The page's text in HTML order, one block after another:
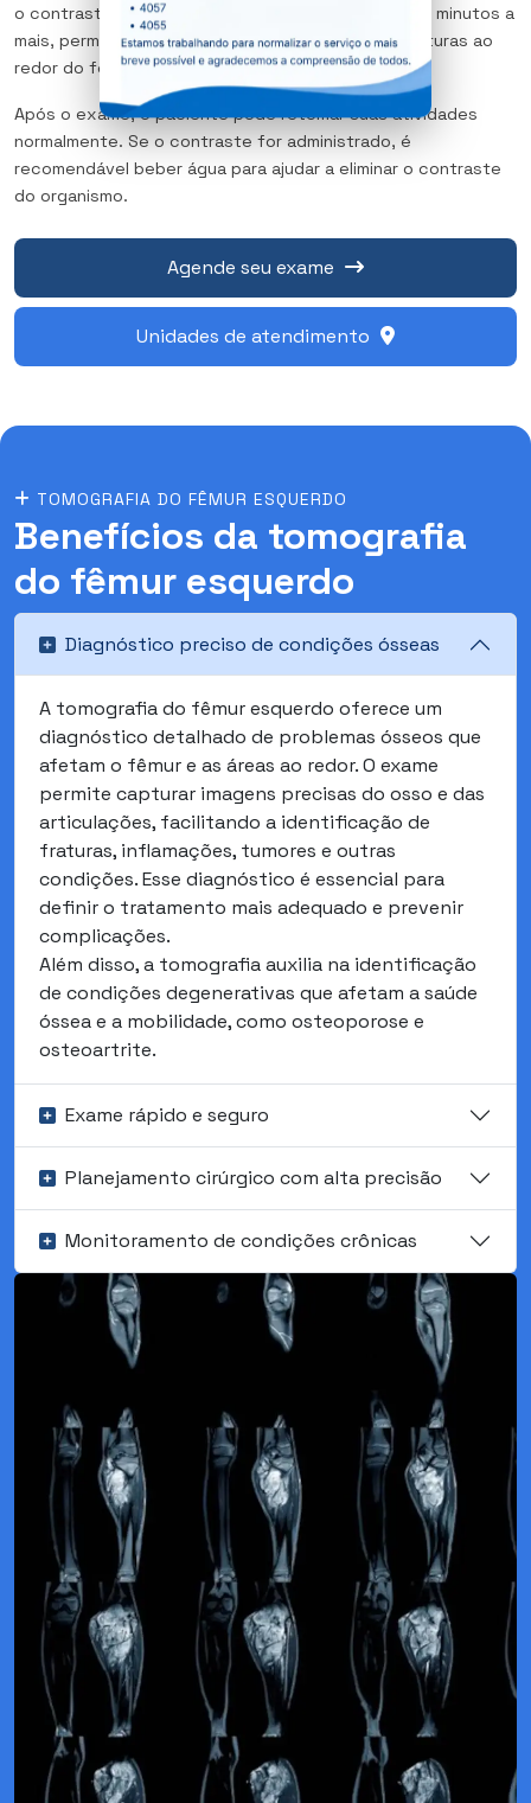
o contraste é utilizado, o exame pode durar alguns minutos a
mais, permitindo uma melhor visualização das estruturas ao
redor do fêmur.
Após o exame, o paciente pode retomar suas atividades
normalmente. Se o contraste for administrado, é
recomendável beber água para ajudar a eliminar o contraste
do organismo.
Agende seu exame
Unidades de atendimento
TOMOGRAFIA DO FÊMUR ESQUERDO
Benefícios da tomografia
do fêmur esquerdo
Diagnóstico preciso de condições ósseas
A tomografia do fêmur esquerdo oferece um
diagnóstico detalhado de problemas ósseos que
afetam o fêmur e as áreas ao redor. O exame
permite capturar imagens precisas do osso e das
articulações, facilitando a identificação de
fraturas, inflamações, tumores e outras
condições. Esse diagnóstico é essencial para
definir o tratamento mais adequado e prevenir
complicações.
Além disso, a tomografia auxilia na identificação
de condições degenerativas que afetam a saúde
óssea e a mobilidade, como osteoporose e
osteoartrite.
Exame rápido e seguro
Planejamento cirúrgico com alta precisão
Monitoramento de condições crônicas